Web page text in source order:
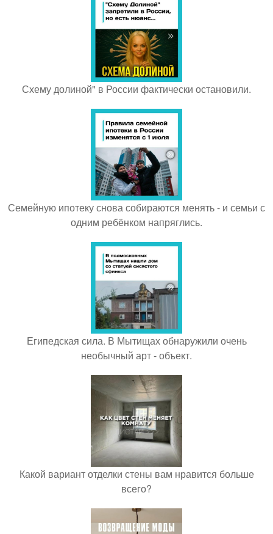
Схему долиной" в России фактически остановили.
Семейную ипотеку снова собираются менять - и семьи с
одним ребёнком напряглись.
Египедская сила. В Мытищах обнаружили очень
необычный арт - объект.
Какой вариант отделки стены вам нравится больше
всего?